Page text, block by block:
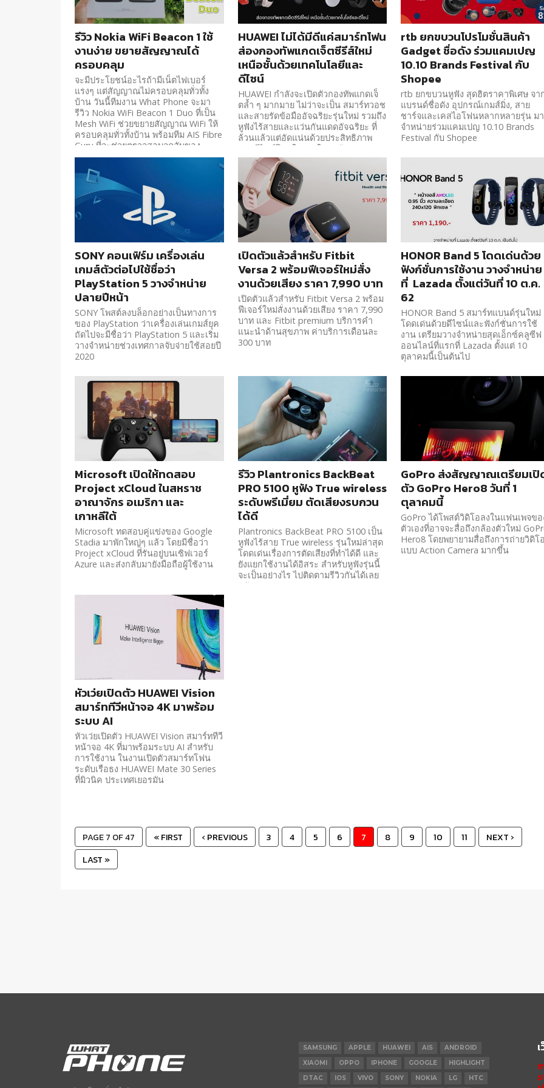
รีวิว Nokia WiFi Beacon 1 ใช้
งานง่าย ขยายสัญญาณได้
ครอบคลุม
จะมีประโยชน์อะไรถ้ามีเน็ตไฟเบอร์
แรงๆ แต่สัญญาณไม่ครอบคลุมทั่วทั้ง
บ้าน วันนี้ทีมงาน What Phone จะมา
รีวิว Nokia WiFi Beacon 1 Duo ที่เป็น
Mesh WiFi ช่วยขยายสัญญาณ WiFi ให้
ครอบคลุมทั่วทั้งบ้าน พร้อมทีม AIS Fibre
Guru ที่จะช่วยตรวจสอบจุดอับของ
สัญญาณ...
HUAWEI ไม่ได้มีดีแค่สมาร์ทโฟน
ส่องกองทัพแกดเจ็ตซีรีส์ใหม่
เหนือชั้นด้วยเทคโนโลยีและ
ดีไซน์
HUAWEI กำลังจะเปิดตัวกองทัพแกดเจ็
ตล้ำ ๆ มากมาย ไม่ว่าจะเป็น สมาร์ทวอช
และสายรัดข้อมืออัจฉริยะรุ่นใหม่ รวมถึง
หูฟังไร้สายและแว่นกันแดดอัจฉริยะ ที่
ล้วนแล้วแต่อัดแน่นด้วยประสิทธิภาพ
และดีไซน์โดนใจ เอาใจคนรักสุขภาพ
และสายแฟชั่นกันแบบชิค ๆ ไปเลย
rtb ยกขบวนโปรโมชั่นสินค้า
Gadget ชื่อดัง ร่วมแคมเปญ
10.10 Brands Festival กับ
Shopee
rtb ยกขบวนหูฟัง สุดฮิตราคาพิเศษ จา
แบรนด์ชื่อดัง อุปกรณ์เกมส์มิ่ง, สาย
ชาร์จและเคสไอโฟนหลากหลายรุ่น มา
จำหน่ายร่วมแคมเปญ 10.10 Brands
Festival กับ Shopee
SONY คอนเฟิร์ม เครื่องเล่น
เกมส์ตัวต่อไปใช้ชื่อว่า
PlayStation 5 วางจำหน่าย
ปลายปีหน้า
SONY โพสต์ลงบล็อกอย่างเป็นทางการ
ของ PlayStation ว่าเครื่องเล่นเกมส์ยุค
ถัดไปจะมีชื่อว่า PlayStation 5 และเริ่ม
วางจำหน่ายช่วงเทศกาลจับจ่ายใช้สอยปี
2020
เปิดตัวแล้วสำหรับ Fitbit
Versa 2 พร้อมฟีเจอร์ใหม่สั่ง
งานด้วยเสียง ราคา 7,990 บาท
เปิดตัวแล้วสำหรับ Fitbit Versa 2 พร้อม
ฟีเจอร์ใหม่สั่งงานด้วยเสียง ราคา 7,990
บาท และ Fitbit premium บริการคำ
แนะนำด้านสุขภาพ ค่าบริการเดือนละ
300 บาท
HONOR Band 5 โดดเด่นด้วย
ฟังก์ชั่นการใช้งาน วางจำหน่าย
ที่ Lazada ตั้งแต่วันที่ 10 ต.ค.
62
HONOR Band 5 สมาร์ทแบนด์รุ่นใหม่
โดดเด่นด้วยดีไซน์และฟังก์ชั่นการใช้
งาน เตรียมวางจำหน่ายสุดเอ็กซ์คลูซีฟ
ออนไลน์ที่แรกที่ Lazada ตั้งแต่ 10
ตุลาคมนี้เป็นต้นไป
Microsoft เปิดให้ทดสอบ
Project xCloud ในสหราช
อาณาจักร อเมริกา และ
เกาหลีใต้
Microsoft ทดสอบคู่แข่งของ Google
Stadia มาพักใหญ่ๆ แล้ว โดยมีชื่อว่า
Project xCloud ที่รันอยู่บนเซิฟเวอร์
Azure และส่งกลับมายังมือถือผู้ใช้งาน
รีวิว Plantronics BackBeat
PRO 5100 หูฟัง True wireless
ระดับพรีเมี่ยม ตัดเสียงรบกวน
ได้ดี
Plantronics BackBeat PRO 5100 เป็น
หูฟังไร้สาย True wireless รุ่นใหม่ล่าสุด
โดดเด่นเรื่องการตัดเสียงที่ทำได้ดี และ
ยังแยกใช้งานได้อิสระ สำหรับหูฟังรุ่นนี้
จะเป็นอย่างไร ไปติดตามรีวิวกันได้เลย
ครับ
GoPro ส่งสัญญาณเตรียมเปิ
ตัว GoPro Hero8 วันที่ 1
ตุลาคมนี้
GoPro ได้โพสต์วิดิโอลงในแฟนเพจขอ
ตัวเองที่อาจจะสื่อถึงกล้องตัวใหม่
Hero8 โดยพยายามสื่อถึงการถ่ายวิดิโอ
แบบ Action Camera มากขึ้น
หัวเว่ยเปิดตัว HUAWEI Vision
สมาร์ททีวีหน้าจอ 4K มาพร้อม
ระบบ AI
หัวเว่ยเปิดตัว HUAWEI Vision สมาร์ททีวี
หน้าจอ 4K ที่มาพร้อมระบบ AI สำหรับ
การใช้งาน ในงานเปิดตัวสมาร์ทโฟน
ระดับเรือธง HUAWEI Mate 30 Series
ที่มิวนิค ประเทศเยอรมัน
PAGE 7 OF 47 « FIRST ‹ PREVIOUS 3 4 5 6 7 8 9 10 11
NEXT ›
LAST »
SAMSUNG APPLE HUAWEI AIS
ANDROID
XIAOMI
OPPO IPHONE GOOGLE
HIGHLIGHT
DTAC
IOS VIVO SONY NOKIA LG HTC